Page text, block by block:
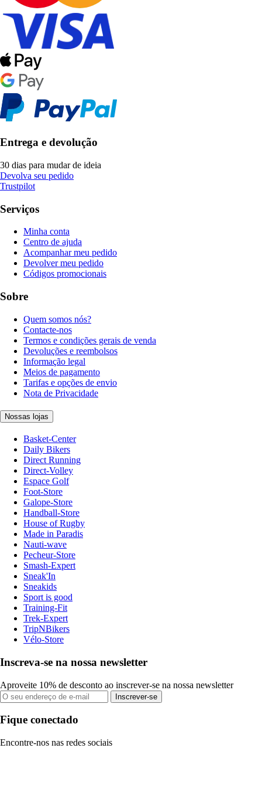
Entrega e devolução
30 dias para mudar de ideia
Devolva seu pedido
Trustpilot
Serviços
Minha conta
Centro de ajuda
Acompanhar meu pedido
Devolver meu pedido
Códigos promocionais
Sobre
Quem somos nós?
Contacte-nos
Termos e condições gerais de venda
Devoluções e reembolsos
Informação legal
Meios de pagamento
Tarifas e opções de envio
Nota de Privacidade
Nossas lojas
Basket-Center
Daily Bikers
Direct Running
Direct-Volley
Espace Golf
Foot-Store
Galope-Store
Handball-Store
House of Rugby
Made in Paradis
Nauti-wave
Pecheur-Store
Smash-Expert
Sneak'In
Sneakids
Sport is good
Training-Fit
Trek-Expert
TripNBikers
Vélo-Store
Inscreva-se na nossa newsletter
Aproveite 10% de desconto ao inscrever-se na nossa newsletter
Inscrever-se
Fique conectado
Encontre-nos nas redes sociais